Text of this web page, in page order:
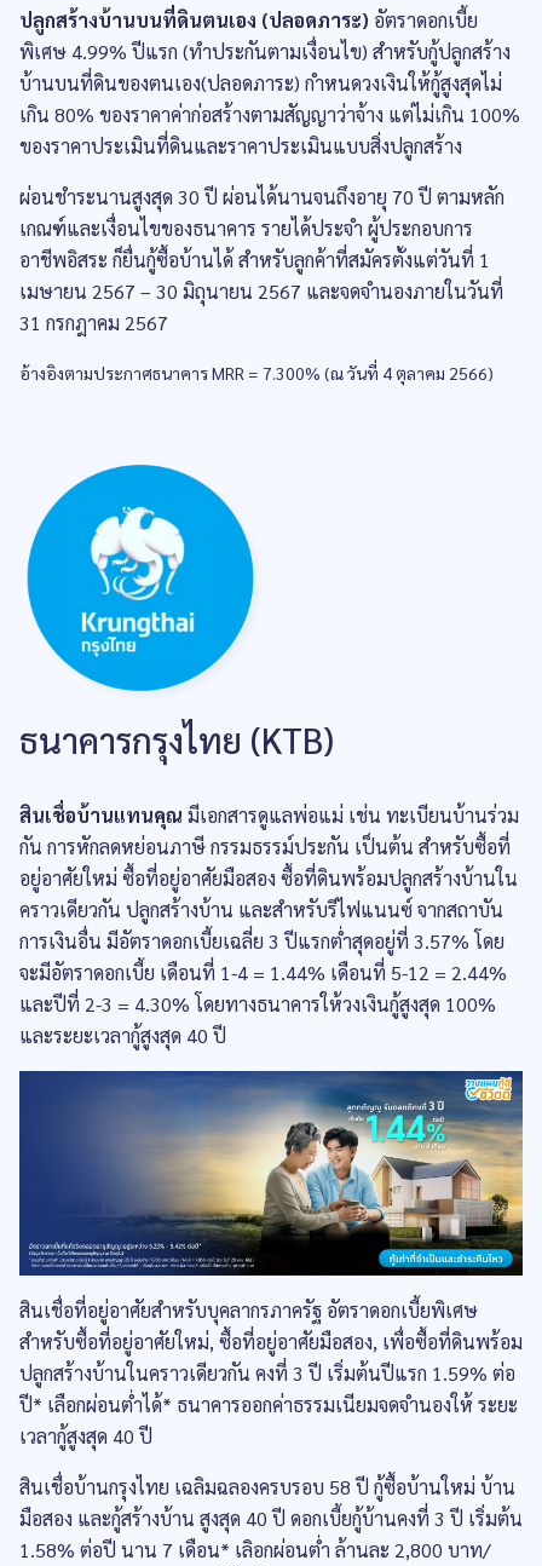
ปลูกสร้างบ้านบนที่ดินตนเอง (ปลอดภาระ) อัตราดอกเบี้ย
พิเศษ 4.99% ปีแรก (ทำประกันตามเงื่อนไข) สำหรับกู้ปลูกสร้าง
บ้านบนที่ดินของตนเอง(ปลอดภาระ) กำหนดวงเงินให้กู้สูงสุดไม่
เกิน 80% ของราคาค่าก่อสร้างตามสัญญาว่าจ้าง แต่ไม่เกิน 100%
ของราคาประเมินที่ดินและราคาประเมินแบบสิ่งปลูกสร้าง
ผ่อนชำระนานสูงสุด 30 ปี ผ่อนได้นานจนถึงอายุ 70 ปี ตามหลัก
เกณฑ์และเงื่อนไขของธนาคาร รายได้ประจำ ผู้ประกอบการ
อาชีพอิสระ ก็ยื่นกู้ซื้อบ้านได้ สำหรับลูกค้าที่สมัครตั้งแต่วันที่ 1
เมษายน 2567 – 30 มิถุนายน 2567 และจดจำนองภายในวันที่
31 กรกฎาคม 2567
อ้างอิงตามประกาศธนาคาร MRR = 7.300% (ณ วันที่ 4 ตุลาคม 2566​)
ธนาคารกรุงไทย (KTB)
สินเชื่อบ้านแทนคุณ มีเอกสารดูแลพ่อแม่ เช่น ทะเบียนบ้านร่วม
กัน การหักลดหย่อนภาษี กรรมธรรม์ประกัน เป็นต้น สำหรับซื้อที่
อยู่อาศัยใหม่ ซื้อที่อยู่อาศัยมือสอง ซื้อที่ดินพร้อมปลูกสร้างบ้านใน
คราวเดียวกัน ปลูกสร้างบ้าน และสำหรับรีไฟแนนซ์ จากสถาบัน
การเงินอื่น มีอัตราดอกเบี้ยเฉลี่ย 3 ปีแรกต่ำสุดอยู่ที่ 3.57% โดย
จะมีอัตราดอกเบี้ย เดือนที่ 1-4 = 1.44% เดือนที่ 5-12 = 2.44%
และปีที่ 2-3 = 4.30% โดยทางธนาคารให้วงเงินกู้สูงสุด 100%
และระยะเวลากู้สูงสุด 40 ปี
สินเชื่อที่อยู่อาศัยสำหรับบุคลากรภาครัฐ อัตราดอกเบี้ยพิเศษ
สำหรับซื้อที่อยู่อาศัยใหม่, ซื้อที่อยู่อาศัยมือสอง, เพื่อซื้อที่ดินพร้อม
ปลูกสร้างบ้านในคราวเดียวกัน คงที่ 3 ปี เริ่มต้นปีแรก 1.59% ต่อ
ปี* เลือกผ่อนต่ำได้* ธนาคารออกค่าธรรมเนียมจดจำนองให้ ระยะ
เวลากู้สูงสุด 40 ปี
สินเชื่อบ้านกรุงไทย เฉลิมฉลองครบรอบ 58 ปี กู้ซื้อบ้านใหม่ บ้าน
มือสอง และกู้สร้างบ้าน สูงสุด 40 ปี ดอกเบี้ยกู้บ้านคงที่ 3 ปี เริ่มต้น
1.58% ต่อปี นาน 7 เดือน* เลิอกผ่อนต่ำ ล้านละ 2,800 บาท/